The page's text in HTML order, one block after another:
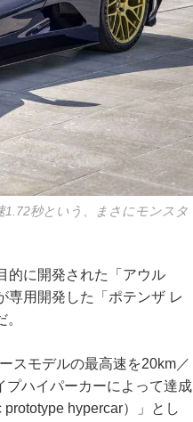
秒という、まさにモンスタ
的に開発された「アウル
専用開発した「ポテンザ レ
スモデルの最高速を20km／
プハイパーカーによって達成
hypercar）」とし